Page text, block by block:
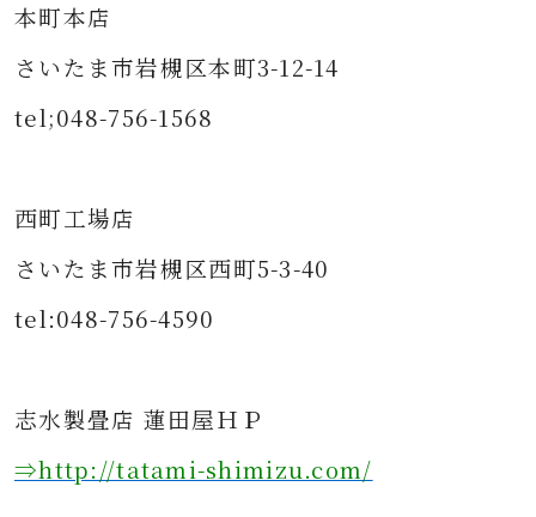
本町本店
さいたま市岩槻区本町3-12-14
tel;048-756-1568
西町工場店
さいたま市岩槻区西町5-3-40
tel:048-756-4590
志水製畳店 蓮田屋ＨＰ
⇒http://tatami-shimizu.com/